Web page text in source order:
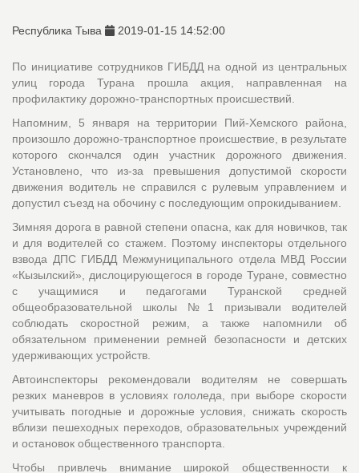
Республика Тыва 2019-01-15 14:52:00
По инициативе сотрудников ГИБДД на одной из центральных
улиц города Турана прошла акция, направленная на
профилактику дорожно-транспортных происшествий.
Напомним, 5 января на территории Пий-Хемского района,
произошло дорожно-транспортное происшествие, в результате
которого скончался один участник дорожного движения.
Установлено, что из-за превышения допустимой скорости
движения водитель не справился с рулевым управлением и
допустил съезд на обочину с последующим опрокидыванием.
Зимняя дорога в равной степени опасна, как для новичков, так
и для водителей со стажем. Поэтому инспекторы отдельного
взвода ДПС ГИБДД Межмуниципального отдела МВД России
«Кызылский», дислоцирующегося в городе Туране, совместно
с учащимися и педагогами Туранской средней
общеобразовательной школы №1 призывали водителей
соблюдать скоростной режим, а также напомнили об
обязательном применении ремней безопасности и детских
удерживающих устройств.
Автоинспекторы рекомендовали водителям не совершать
резких маневров в условиях гололеда, при выборе скорости
учитывать погодные и дорожные условия, снижать скорость
вблизи пешеходных переходов, образовательных учреждений
и остановок общественного транспорта.
Чтобы привлечь внимание широкой общественности к